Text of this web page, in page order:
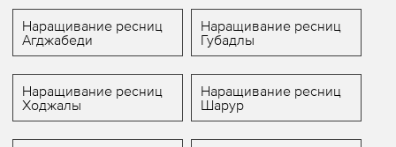
Наращивание ресниц
Агджабеди
Наращивание ресниц
Губадлы
Наращивание ресниц
Ходжалы
Наращивание ресниц
Шарур